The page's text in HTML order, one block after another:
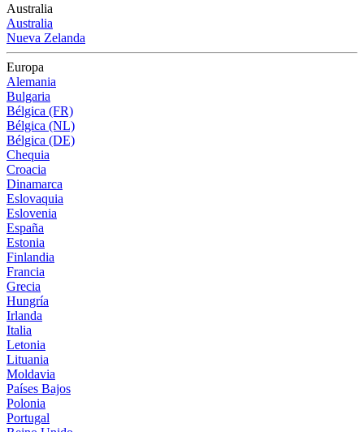
Australia
Australia
Nueva Zelanda
Europa
Alemania
Bulgaria
Bélgica (FR)
Bélgica (NL)
Bélgica (DE)
Chequia
Croacia
Dinamarca
Eslovaquia
Eslovenia
España
Estonia
Finlandia
Francia
Grecia
Hungría
Irlanda
Italia
Letonia
Lituania
Moldavia
Países Bajos
Polonia
Portugal